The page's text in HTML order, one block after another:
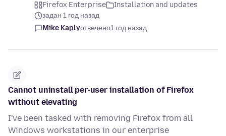
Firefox Enterprise
Installation and updates
задан 1 год назад
Mike Kaplyотвечено1 год назад
Cannot uninstall per-user installation of Firefox
without elevating
I've been tasked with removing Firefox from all
Windows workstations in our enterprise